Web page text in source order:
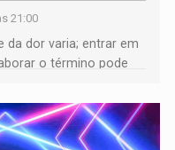
21:00
da dor varia; entrar em
o término pode